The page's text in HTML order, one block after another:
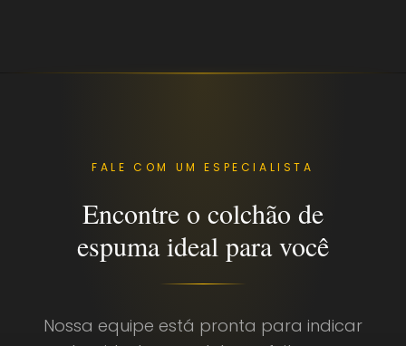
FALE COM UM ESPECIALISTA
Encontre o colchão de
espuma ideal para você
Nossa equipe está pronta para indicar